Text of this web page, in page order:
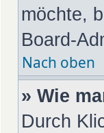
möchte,
Board-
Nach oben
» Wie
Durch